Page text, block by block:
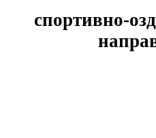
спортивно-